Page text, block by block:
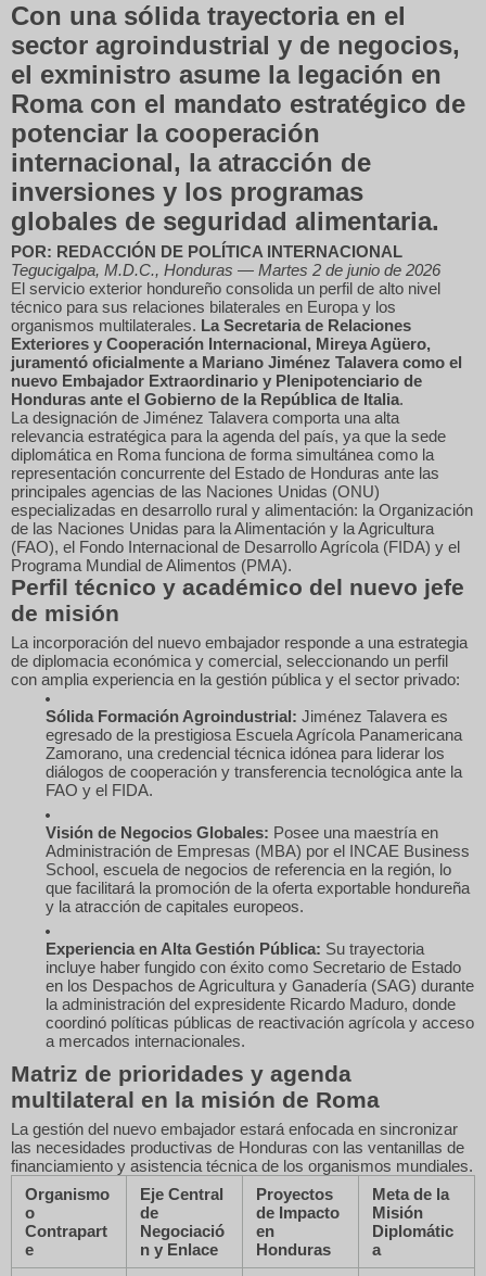
Con una sólida trayectoria en el
sector agroindustrial y de negocios,
el exministro asume la legación en
Roma con el mandato estratégico de
potenciar la cooperación
internacional, la atracción de
inversiones y los programas
globales de seguridad alimentaria.
POR: REDACCIÓN DE POLÍTICA INTERNACIONAL
Tegucigalpa, M.D.C., Honduras — Martes 2 de junio de 2026
El servicio exterior hondureño consolida un perfil de alto nivel
técnico para sus relaciones bilaterales en Europa y los
organismos multilaterales. La Secretaria de Relaciones
Exteriores y Cooperación Internacional, Mireya Agüero,
juramentó oficialmente a Mariano Jiménez Talavera como el
nuevo Embajador Extraordinario y Plenipotenciario de
Honduras ante el Gobierno de la República de Italia.
La designación de Jiménez Talavera comporta una alta
relevancia estratégica para la agenda del país, ya que la sede
diplomática en Roma funciona de forma simultánea como la
representación concurrente del Estado de Honduras ante las
principales agencias de las Naciones Unidas (ONU)
especializadas en desarrollo rural y alimentación: la Organización
de las Naciones Unidas para la Alimentación y la Agricultura
(FAO), el Fondo Internacional de Desarrollo Agrícola (FIDA) y el
Programa Mundial de Alimentos (PMA).
Perfil técnico y académico del nuevo jefe
de misión
La incorporación del nuevo embajador responde a una estrategia
de diplomacia económica y comercial, seleccionando un perfil
con amplia experiencia en la gestión pública y el sector privado:
Sólida Formación Agroindustrial: Jiménez Talavera es
egresado de la prestigiosa Escuela Agrícola Panamericana
Zamorano, una credencial técnica idónea para liderar los
diálogos de cooperación y transferencia tecnológica ante la
FAO y el FIDA.
Visión de Negocios Globales: Posee una maestría en
Administración de Empresas (MBA) por el INCAE Business
School, escuela de negocios de referencia en la región, lo
que facilitará la promoción de la oferta exportable hondureña
y la atracción de capitales europeos.
Experiencia en Alta Gestión Pública: Su trayectoria
incluye haber fungido con éxito como Secretario de Estado
en los Despachos de Agricultura y Ganadería (SAG) durante
la administración del expresidente Ricardo Maduro, donde
coordinó políticas públicas de reactivación agrícola y acceso
a mercados internacionales.
Matriz de prioridades y agenda
multilateral en la misión de Roma
La gestión del nuevo embajador estará enfocada en sincronizar
las necesidades productivas de Honduras con las ventanillas de
financiamiento y asistencia técnica de los organismos mundiales.
Organismo
o
Contrapart
e
Eje Central
de
Negociació
n y Enlace
Proyectos
de Impacto
en
Honduras
Meta de la
Misión
Diplomátic
a